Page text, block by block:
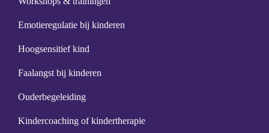
Emotieregulatie bij kinderen
Hoogsensitief kind
Faalangst bij kinderen
Ouderbegeleiding
Kindercoaching of kindertherapie